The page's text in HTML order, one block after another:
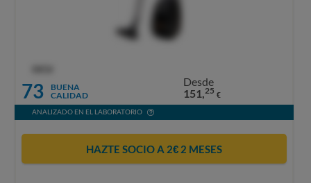
73
BUENA
CALIDAD
Desde
151,25 €
ANALIZADO EN EL LABORATORIO
HAZTE SOCIO A 2€ 2 MESES